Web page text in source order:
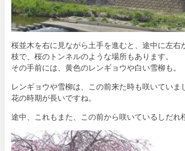
桜並木を右に見ながら土手を進むと、途中に左右
枝で、桜のトンネルのような場所もあります。
その手前には、黄色のレンギョウや白い雪柳も。
レンギョウや雪柳は、この前来た時も咲いていま
花の時期が長いですね。
途中、これもまた、この前から咲いているしだれ